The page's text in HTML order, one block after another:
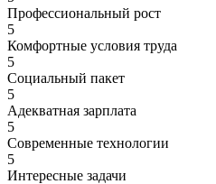
Профессиональный рост
5
Комфортные условия труда
5
Социальный пакет
5
Адекватная зарплата
5
Современные технологии
5
Интересные задачи